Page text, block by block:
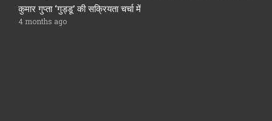
कुमार गुप्ता ‘गुड्डू’ की सक्रियता चर्चा में
4 months ago